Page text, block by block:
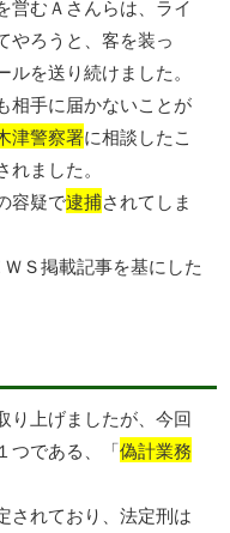
営むＡさんらは、ライ
やろうと、客を装っ
を送り続けました。
相手に届かないことが
津警察署に相談したこ
ました。
容疑で逮捕されてしま
Ｓ掲載記事を基にした
り上げましたが、今回
つである、「偽計業務
されており、法定刑は